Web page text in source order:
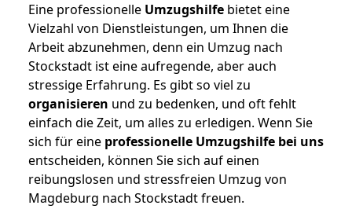
Eine professionelle Umzugshilfe bietet eine
Vielzahl von Dienstleistungen, um Ihnen die
Arbeit abzunehmen, denn ein Umzug nach
Stockstadt ist eine aufregende, aber auch
stressige Erfahrung. Es gibt so viel zu
organisieren und zu bedenken, und oft fehlt
einfach die Zeit, um alles zu erledigen. Wenn Sie
sich für eine professionelle Umzugshilfe bei uns
entscheiden, können Sie sich auf einen
reibungslosen und stressfreien Umzug von
Magdeburg nach Stockstadt freuen.